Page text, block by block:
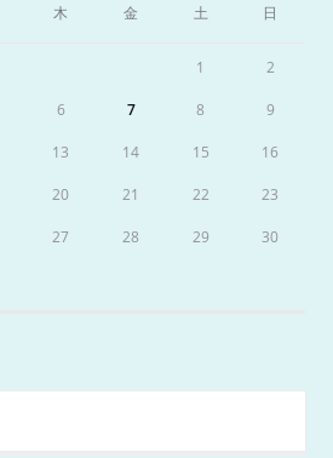
木 金 土 日
1 2
6 7 8 9
13 14 15 16
20 21 22 23
27 28 29 30